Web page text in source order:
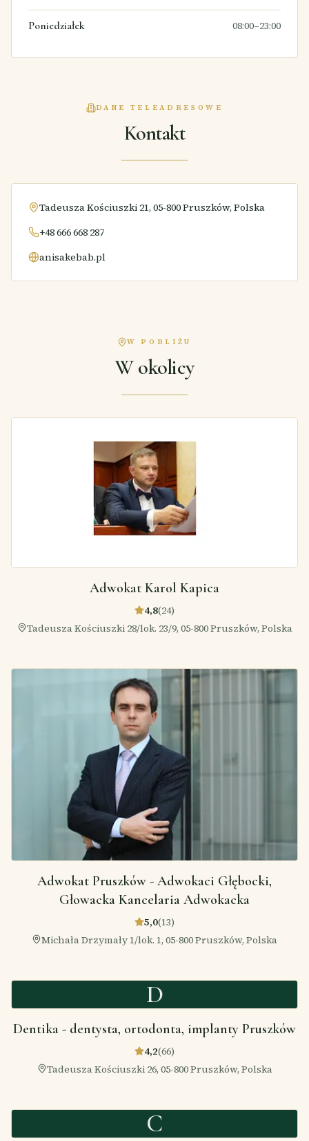
Poniedziałek 08:00–23:00
DANE TELEADRESOWE
Kontakt
Tadeusza Kościuszki 21, 05-800 Pruszków, Polska
+48 666 668 287
anisakebab.pl
W POBLIŻU
W okolicy
Adwokat Karol Kapica
4,8(24)
Tadeusza Kościuszki 28/lok. 23/9, 05-800 Pruszków, Polska
Adwokat Pruszków - Adwokaci Głębocki,
Głowacka Kancelaria Adwokacka
5,0(13)
Michała Drzymały 1/lok. 1, 05-800 Pruszków, Polska
D
Dentika - dentysta, ortodonta, implanty Pruszków
4,2(66)
Tadeusza Kościuszki 26, 05-800 Pruszków, Polska
C